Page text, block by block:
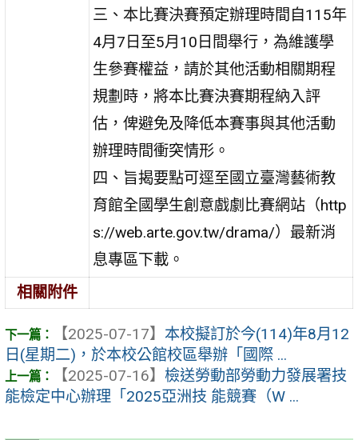
三、本比賽決賽預定辦理時間自115年
4月7日至5月10日間舉行，為維護學
生參賽權益，請於其他活動相關期程
規劃時，將本比賽決賽期程納入評
估，俾避免及降低本賽事與其他活動
辦理時間衝突情形。
四、旨揭要點可逕至國立臺灣藝術教
育館全國學生創意戲劇比賽網站（http
s://web.arte.gov.tw/drama/）最新消
息專區下載。
相關附件
【2025-07-17】 本校擬訂於今(114)年8月12
日(星期二)，於本校公館校區舉辦「國際 ...
【2025-07-16】 檢送勞動部勞動力發展署技
能檢定中心辦理「2025亞洲技 能競賽（W ...